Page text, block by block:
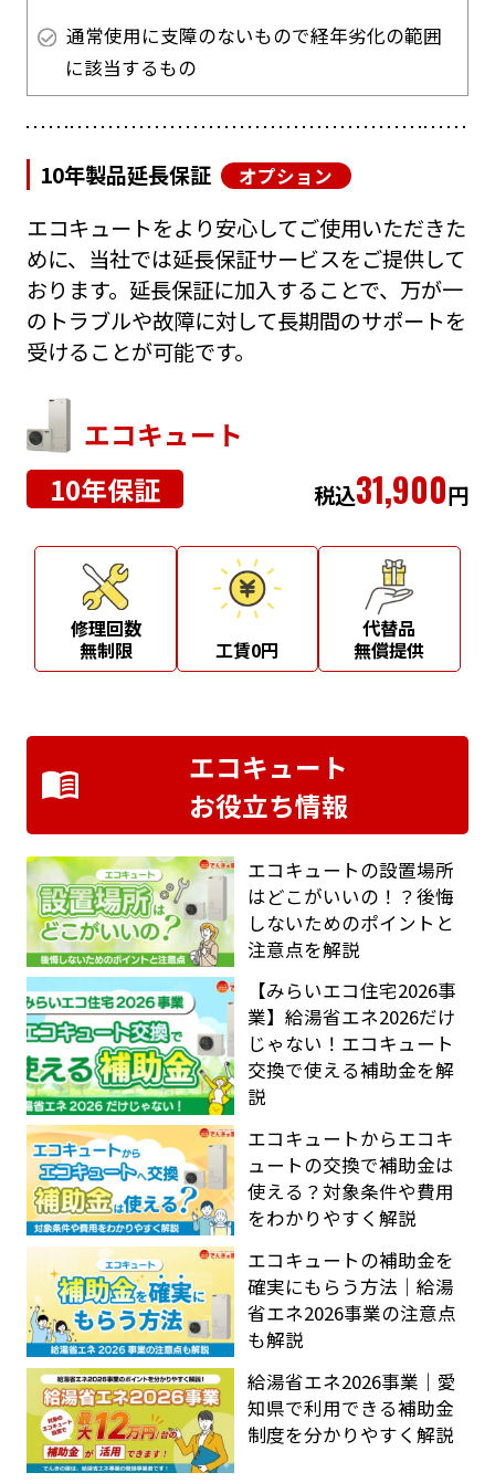
通常使用に支障のないもので経年劣化の範囲
に該当するもの
10年製品延長保証 オプション
エコキュートをより安心してご使用いただきた
めに、当社では延長保証サービスをご提供して
おります。延長保証に加入することで、万が一
のトラブルや故障に対して長期間のサポートを
受けることが可能です。
エコキュート
10年保証
税込31,900円
修理回数
無制限
工賃0円
代替品
無償提供
エコキュート
お役立ち情報
エコキュートの設置場所
はどこがいいの！？後悔
しないためのポイントと
注意点を解説
【みらいエコ住宅2026事
業】給湯省エネ2026だけ
じゃない！エコキュート
交換で使える補助金を解
説
エコキュートからエコキ
ュートの交換で補助金は
使える？対象条件や費用
をわかりやすく解説
エコキュートの補助金を
確実にもらう方法｜給湯
省エネ2026事業の注意点
も解説
給湯省エネ2026事業｜愛
知県で利用できる補助金
制度を分かりやすく解説